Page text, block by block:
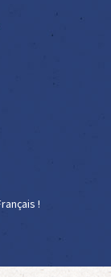
!